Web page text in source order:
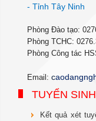
- Tỉnh Tây Ninh
Phòng Đào tạo:
Phòng TCHC:
Phòng Công tác
Email: c
TUYỂN SINH
Kết quả xét